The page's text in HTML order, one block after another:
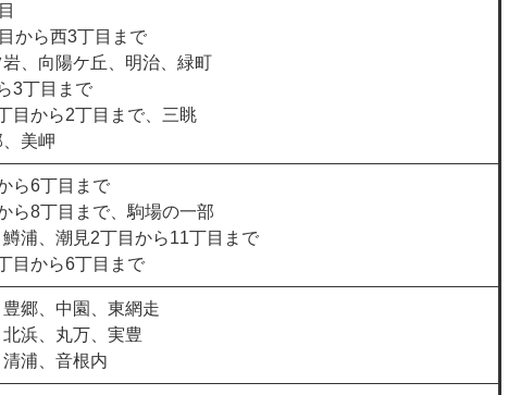
から西3丁目まで
、向陽ケ丘、明治、緑町
3丁目まで
目から2丁目まで、三眺
美岬
ら6丁目まで
ら8丁目まで、駒場の一部
浦、潮見2丁目から11丁目まで
目から6丁目まで
郷、中園、東網走
浜、丸万、実豊
浦、音根内